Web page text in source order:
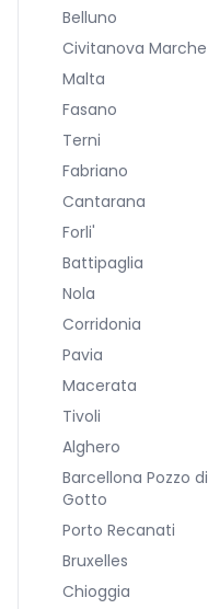
Belluno
Civitanova Marche
Malta
Fasano
Terni
Fabriano
Cantarana
Forli'
Battipaglia
Nola
Corridonia
Pavia
Macerata
Tivoli
Alghero
Barcellona Pozzo di
Gotto
Porto Recanati
Bruxelles
Chioggia